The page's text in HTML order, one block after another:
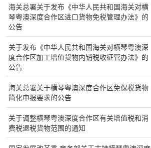
海关总署关于发布《中华人民共和国海关对横
琴粤澳深度合作区进口货物免税管理办法》的
公告
关于发布《中华人民共和国海关对横琴粤澳深
度合作区加工增值货物内销税收征管办法》的
公告
海关总署关于横琴粤澳深度合作区免保税货物
简化申报要求的公告
关于调整横琴粤澳深度合作区有关增值税和消
费税退税货物范围的通知